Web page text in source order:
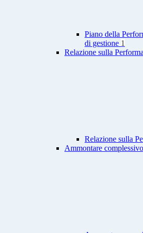
Piano della
di gestione 1
Relazione sulla
Relazione sulla
Ammontare